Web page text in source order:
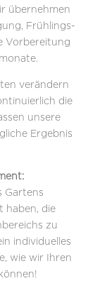
übernehmen
Frühlings-
Vorbereitung
verändern
die
unsere
Ergebnis
Gartens
haben, die
zu
individuelles
wie wir Ihren